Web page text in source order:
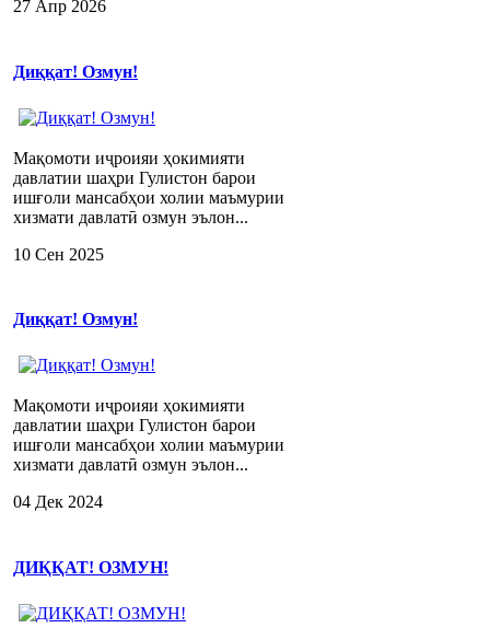
27 Апр 2026
Диққат! Озмун!
Мақомоти иҷроияи ҳокимияти
давлатии шаҳри Гулистон барои
ишғоли мансабҳои холии маъмурии
хизмати давлатӣ озмун эълон...
10 Сен 2025
Диққат! Озмун!
Мақомоти иҷроияи ҳокимияти
давлатии шаҳри Гулистон барои
ишғоли мансабҳои холии маъмурии
хизмати давлатӣ озмун эълон...
04 Дек 2024
ДИҚҚАТ! ОЗМУН!